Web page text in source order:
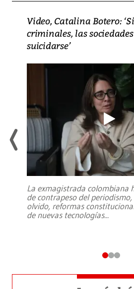
Video, Catalina Botero:
criminales, las
suicidarse’
La exmagistrada colombiana
de contrapeso del
olvido, reformas
de nuevas tecnologías...